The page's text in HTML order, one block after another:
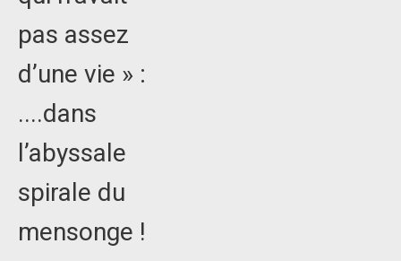
pas assez
d’une vie » :
....dans
l’abyssale
spirale du
mensonge !